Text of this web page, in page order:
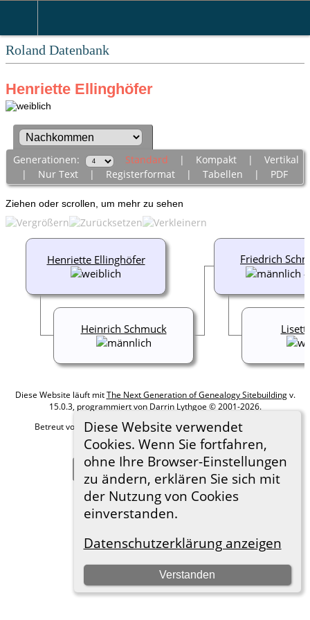
Roland Datenbank
Diese Website verwendet
Cookies. Wenn Sie fortfahren,
ohne Ihre Browser-Einstellungen
zu ändern, erklären Sie sich mit
der Nutzung von Cookies
einverstanden.
Datenschutzerklärung anzeigen
Verstanden
Henriette Ellinghöfer
Generationen: Standard | Kompakt| Vertikal
| Nur Text| Registerformat| Tabellen | PDF
Ziehen oder scrollen, um mehr zu sehen
Friedrich
-
Henriette Ellinghöfer
Heinrich Schmuck
Diese Website läuft mitThe Next Generation of Genealogy Sitebuildingv.
15.0.3, programmiert von Darrin Lythgoe © 2001-2026.
Betreut von
Roland zu Dortmund e.V.. |Datenschutzerklärung
Hier geht es zum Impressum
Zur Desktop-Webseite wechseln